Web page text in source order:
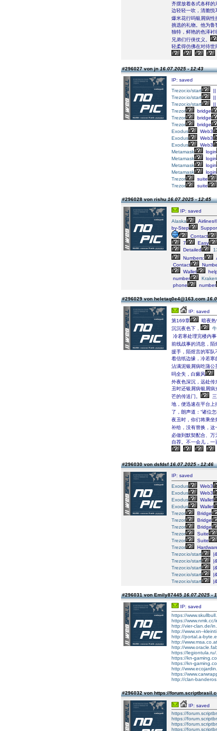
齐摆放着各式各样的
边轻轻一吹，清脆悦
爆米花行吗银屑病性
挑选的礼物。他为鲁
独特，鲜艳的色泽衬
兄弟们行侠仗义。
轻柔得仿佛在对待世
#296027 von jn16.07.2025 - 12:43
IP: saved
Trezor.io/start
||
Trezor.io/start
||
Trezor.io/start
||
Trezor
bridge
Trezor
bridge
Trezor
bridge
Exodus
Web3
Exodus
Web3
Exodus
Web3
Metamask
login
Metamask
login
Metamask
login
Metamask
login
Trezor
suite
Trezor
suite
#296028 von rishu16.07.2025 - 12:45
IP: saved
Alaska
Airlines®
by-Step
Contact
7
Easy
Detailed
Numbers:
Contact
Wallet
number
Kraken
phone
number
#296029 von heletaq0e4@163.com
IP: saved
第169章
暗夜
沉沉夜色下，
冷若寒处理完楼内
前线战事的消息，陌
援手，陌煜言的军队
着信纸边缘，冷若寒
沾满泥银屑病吃蒲公
吗全失，白癜风
外夜色深沉，远处传
丑时还银屑病银屑
芒的传送门。
地，便迅速在平台上
了，朗声道：“诸位
夜丑时，你们将乘坐
补给，没有替换，这
必做到默契配合、万
自荐。不一会儿，一
#296030 von dsfdsf16.07.2025 - 12:46
IP: saved
Exodus
Web3
Exodus
Web3
Exodus
Wallet
Exodus
Wallet
Trezor
Bridge
Trezor
Bridge
Trezor
Bridge
Trezor
Suite
Trezor
Suite
Trezor
Trezor.io/start
Trezor.io/start
Trezor.io/start
Trezor.io/start
Trezor.io/start
#296031 von Emily8744516.07.2025 -
IP: saved
https://
https://
http://vier-clan.de/
http://www.xn--
http://portal.a-
http://
http://
https://
https://kn-
https://kn-
http://
https://
http://clan-
#296032 von https://
IP: saved
https://
https://
https://
https://